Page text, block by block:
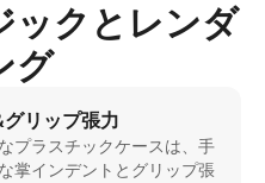
ックとレンダ
グ
リップ張力
プラスチックケースは、手
掌インデントとグリップ張